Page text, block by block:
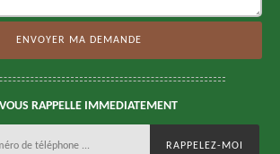
RAPPELLE IMMEDIATEMENT